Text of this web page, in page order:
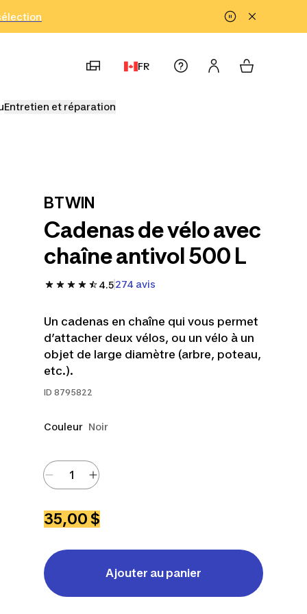
FR
Entretien et réparation
BTWIN
Cadenas de vélo avec
chaîne antivol 500 L
4.5274 avis
Un cadenas en chaîne qui vous permet
d’attacher deux vélos, ou un vélo à un
objet de large diamètre (arbre, poteau,
etc.).
ID 8795822
Couleur Noir
35,00 $
Ajouter au panier